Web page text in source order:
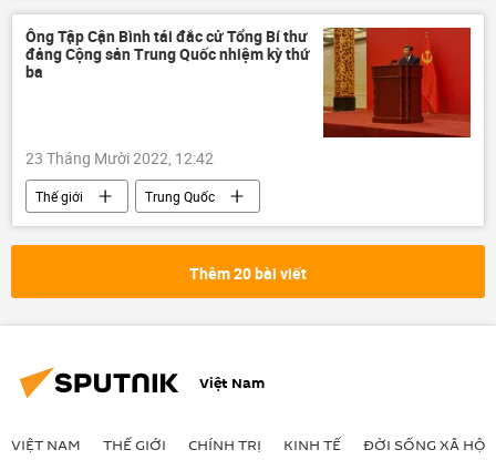
chiến lược phát triển kinh tế
tăng trưởng kinh tế
Ông Tập Cận Bình tái đắc cử Tổng Bí thư
đảng Cộng sản Trung Quốc nhiệm kỳ thứ
ba
23 Tháng Mười 2022, 12:42
Thế giới
Trung Quốc
Đảng Cộng sản Trung Quốc
Tập Cận Bình
Tổng bí thưThêm 20 bài viết
Việt Nam
VIỆT NAM THẾ GIỚI CHÍNH TRỊ KINH TẾ ĐỜI SỐNG XÃ HỘI